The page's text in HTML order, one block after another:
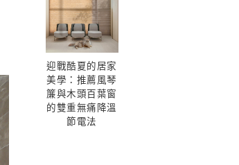
迎戰酷夏的居家
美學：推薦風琴
簾與木頭百葉窗
的雙重無痛降溫
節電法